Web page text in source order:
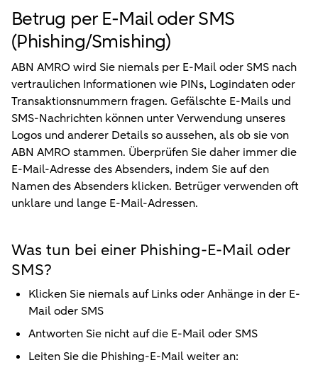
Betrug per E-Mail oder SMS
(Phishing/Smishing)
ABN AMRO wird Sie niemals per E-Mail oder SMS nach
vertraulichen Informationen wie PINs, Logindaten oder
Transaktionsnummern fragen. Gefälschte E-Mails und
SMS-Nachrichten können unter Verwendung unseres
Logos und anderer Details so aussehen, als ob sie von
ABN AMRO stammen. Überprüfen Sie daher immer die
E-Mail-Adresse des Absenders, indem Sie auf den
Namen des Absenders klicken. Betrüger verwenden oft
unklare und lange E-Mail-Adressen.
Was tun bei einer Phishing-E-Mail oder
SMS?
Klicken Sie niemals auf Links oder Anhänge in der E-
Mail oder SMS
Antworten Sie nicht auf die E-Mail oder SMS
Leiten Sie die Phishing-E-Mail weiter an: